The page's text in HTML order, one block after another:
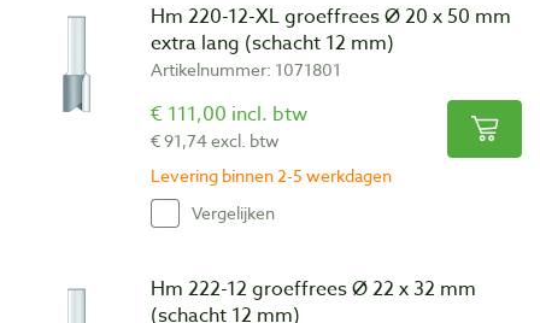
Hm 220-12-XL groeffrees Ø 20 x 50 mm
extra lang (schacht 12 mm)
Artikelnummer: 1071801
€ 111,00 incl. btw
€ 91,74 excl. btw
Levering binnen 2-5 werkdagen
Vergelijken
Hm 222-12 groeffrees Ø 22 x 32 mm
(schacht 12 mm)